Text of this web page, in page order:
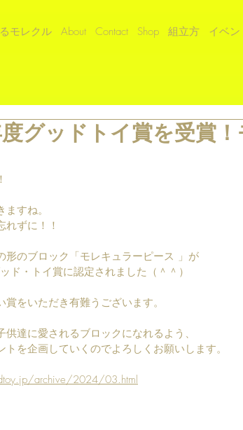
モレクル About Contact Shop 組立方 イベン
グッドトイ賞を受賞
すね。
れずに！！
形のブロック「モレキュラーピース 」が
ド・トイ賞に認定されました（＾＾）
賞をいただき有難うございます。
供達に愛されるブロックになれるよう、
トを企画していくのでよろしくお願いします。
archive/2024/03.html